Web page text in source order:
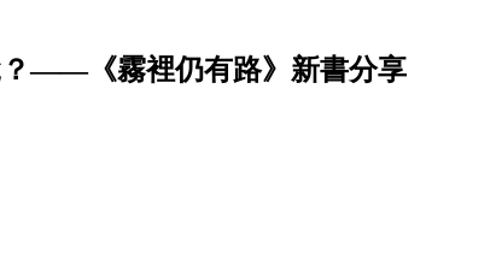
？——《霧裡仍有路》新書分享